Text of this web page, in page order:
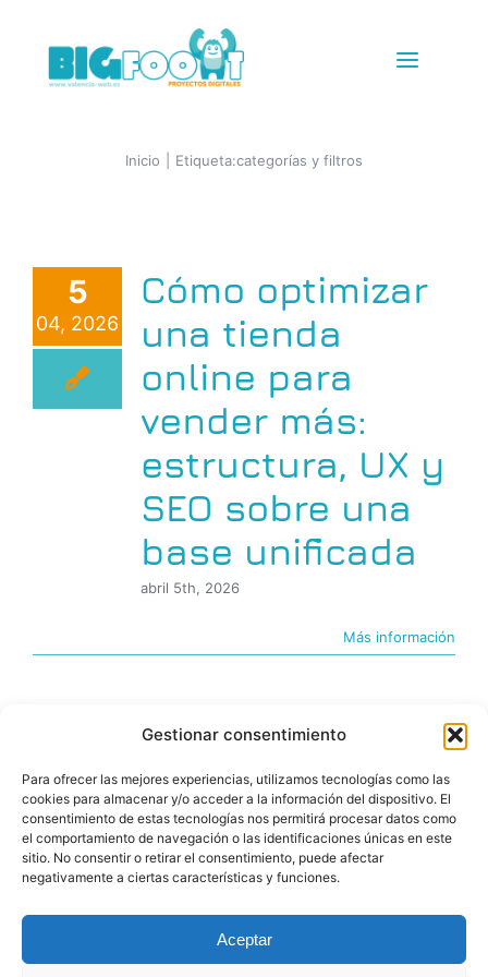
Gestionar consentimiento
Para ofrecer las mejores experiencias, utilizamos tecnologías como las
cookies para almacenar y/o acceder a la información del dispositivo. El
consentimiento de estas tecnologías nos permitirá procesar datos como
el comportamiento de navegación o las identificaciones únicas en este
sitio. No consentir o retirar el consentimiento, puede afectar
negativamente a ciertas características y funciones.
Aceptar
contenido
Toggle
IG + TikTok Shop
SEM+SEO
Inicio Etiqueta:categorías y filtros
5
04, 2026
Cómo optimizar
una tienda
online para
vender más:
estructura, UX y
SEO sobre una
base unificada
abril 5th, 2026
Más información
© Copyright 2026 |BIGfoot | PROYECTOS DIGITALES